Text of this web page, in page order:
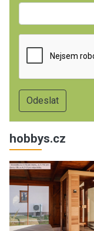
hobbys.cz